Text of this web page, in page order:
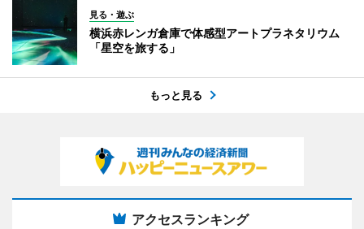
見る・遊ぶ
横浜赤レンガ倉庫で体感型アートプラネタリウム
「星空を旅する」
もっと見る
アクセスランキング